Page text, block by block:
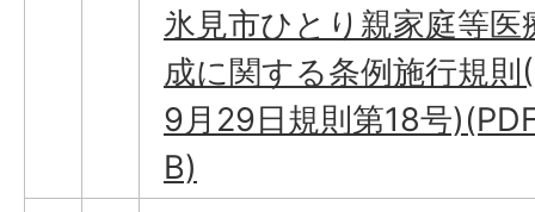
氷見市ひとり親家庭等医
成に関する条例施行規
9月29日規則第18号
B)